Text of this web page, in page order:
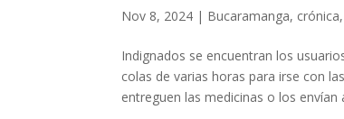
Nov 8, 2024 | Bucaramanga, crónica,
Indignados se encuentran los
colas de varias horas para irse con
entreguen las medicinas o los envían